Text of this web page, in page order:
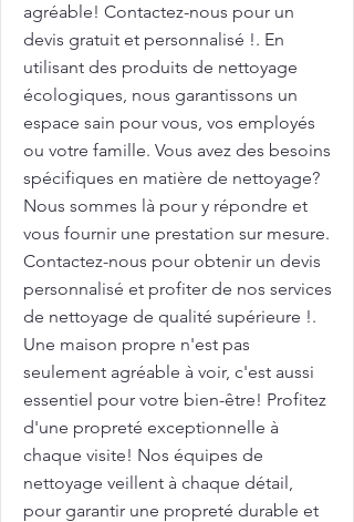
agréable! Contactez-nous pour un
devis gratuit et personnalisé !. En
utilisant des produits de nettoyage
écologiques, nous garantissons un
espace sain pour vous, vos employés
ou votre famille. Vous avez des besoins
spécifiques en matière de nettoyage?
Nous sommes là pour y répondre et
vous fournir une prestation sur mesure.
Contactez-nous pour obtenir un devis
personnalisé et profiter de nos services
de nettoyage de qualité supérieure !.
Une maison propre n'est pas
seulement agréable à voir, c'est aussi
essentiel pour votre bien-être! Profitez
d'une propreté exceptionnelle à
chaque visite! Nos équipes de
nettoyage veillent à chaque détail,
pour garantir une propreté durable et